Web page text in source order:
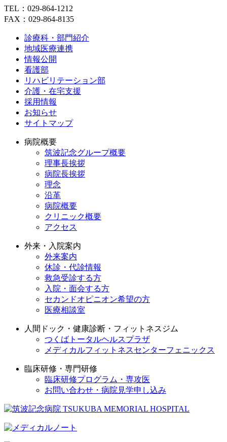
TEL：029-864-1212
FAX：029-864-8135
診療科・部門紹介
地域医療連携
情報公開
看護部
リハビリテーション部
介護・在宅支援
採用情報
お知らせ
サイトマップ
病院概要
筑波記念グループ概要
理事長挨拶
病院長挨拶
理念
沿革
病院概要
クリニック概要
アクセス
外来・入院案内
外来案内
休診・代診情報
救急受診する方
入院・面会する方
セカンドオピニオン希望の方
医療相談室
人間ドック・健康診断・フィットネスジム
つくばトータルヘルスプラザ
メディカルフィットネスセンターフェニックス
臨床研修・専門研修
臨床研修プログラム・専攻医
お問い合わせ・病院見学申し込み